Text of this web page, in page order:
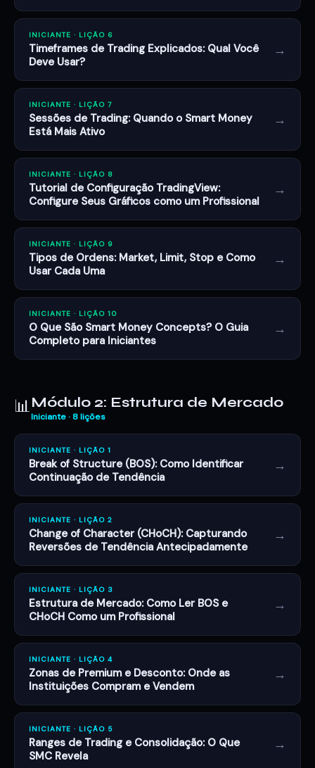
INICIANTE · LIÇÃO 6
Timeframes de Trading Explicados: Qual Você
Deve Usar?
→
INICIANTE · LIÇÃO 7
Sessões de Trading: Quando o Smart Money
Está Mais Ativo
→
INICIANTE · LIÇÃO 8
Tutorial de Configuração TradingView:
Configure Seus Gráficos como um Profissional
→
INICIANTE · LIÇÃO 9
Tipos de Ordens: Market, Limit, Stop e Como
Usar Cada Uma
→
INICIANTE · LIÇÃO 10
O Que São Smart Money Concepts? O Guia
Completo para Iniciantes
→
📊Módulo 2: Estrutura de Mercado
Iniciante · 8 lições
INICIANTE · LIÇÃO 1
Break of Structure (BOS): Como Identificar
Continuação de Tendência
→
INICIANTE · LIÇÃO 2
Change of Character (CHoCH): Capturando
Reversões de Tendência Antecipadamente
→
INICIANTE · LIÇÃO 3
Estrutura de Mercado: Como Ler BOS e
CHoCH Como um Profissional
→
INICIANTE · LIÇÃO 4
Zonas de Premium e Desconto: Onde as
Instituições Compram e Vendem
→
INICIANTE · LIÇÃO 5
Ranges de Trading e Consolidação: O Que
SMC Revela
→